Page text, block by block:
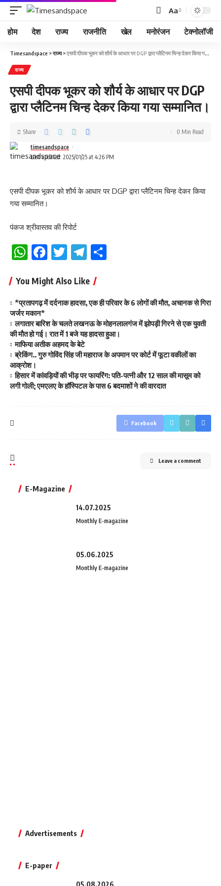
Aa
होम देश राज्य राजनीति खेल मनोरंजन टेक्नोलॉजी
Timesandspace >राज्य>एसपी दीपक भूकर को शौर्य के आधार पर DGP द्वारा प्लैटिनम चिन्ह देकर किया गया सम्मानित।
राज्य
एसपी दीपक भूकर को शौर्य के आधार पर DGP
द्वारा प्लैटिनम चिन्ह देकर किया गया सम्मानित।
Last updated: 2025/01/25 at 4:26 PM
timesandspace
Share 0 Min Read
एसपी दीपक भूकर को शौर्य के आधार पर DGP द्वारा प्लैटिनम चिन्ह देकर किया
गया सम्मानित।
पंकज श्रीवास्तव की रिपोर्ट
WhatsApp
Facebook
TwitterTelegram
You Might Also Like
*प्रतापगढ़ में दर्दनाक हादसा, एक ही परिवार के 6 लोगों की मौत, अचानक से गिरा
जर्जर मकान*
लगातार बारिश के चलते लखनऊ के मोहनलालगंज में झोपड़ी गिरने से एक युवती
की मौत हो गई। रात में 1 बजे यह हादसा हुआ।
माफिया अतीक अहमद के बेटे
ब्रेकिंग.. गुरु गोविंद सिंह जी महाराज के अपमान पर कोर्ट में फूटा वकीलों का
आक्रोश।
हिसार में कांवड़ियों की भीड़ पर फायरिंग: पति-पत्नी और 12 साल की मासूम को
लगी गोली; एमएलए के हॉस्पिटल के पास 6 बदमाशों ने की वारदात
Facebook
Leave a comment
E-Magazine
14.07.2025
Monthly E-magazine
05.06.2025
Monthly E-magazine
Advertisements
E-paper
05.08.2026